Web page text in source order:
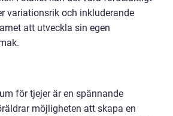
variationsrik och inkluderande
att utveckla sin egen
för tjejer är en spännande
möjligheten att skapa en